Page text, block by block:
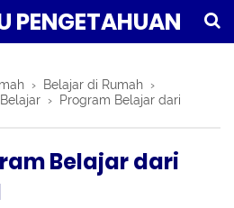
PENGETAHUAN
› Belajar di Rumah ›
› Program Belajar dari
Belajar dari